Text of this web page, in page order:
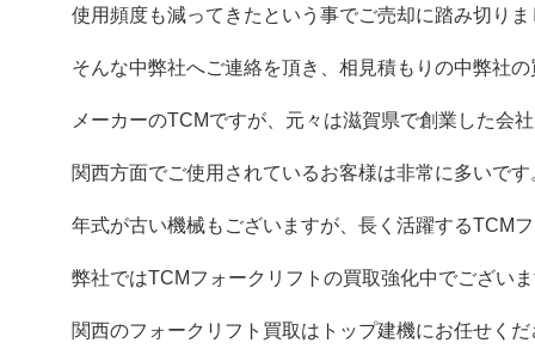
使用頻度も減ってきたという事でご売却に踏み切りま
そんな中弊社へご連絡を頂き、相見積もりの中弊社
メーカーのTCMですが、元々は滋賀県で創業した会
関西方面でご使用されているお客様は非常に多いです
年式が古い機械もございますが、長く活躍するTCM
弊社ではTCMフォークリフトの買取強化中でござい
関西のフォークリフト買取はトップ建機にお任せく